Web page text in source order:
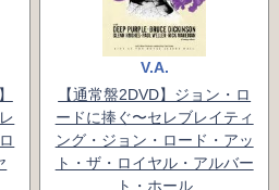
V.A.
【通常盤2DVD】ジョン・ロ
ードに捧ぐ〜セレブレイティ
ング・ジョン・ロード・アッ
ト・ザ・ロイヤル・アルバー
ト・ホール